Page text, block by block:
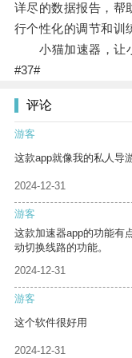
详尽的数据报告，帮
行个性化的调节和训
小猫加速器，让小
#37#
评论
游客
这款app就像我的私人导
2024-12-31
游客
这款加速器app的功能有
动切换线路的功能。
2024-12-31
游客
这个软件很好用
2024-12-31